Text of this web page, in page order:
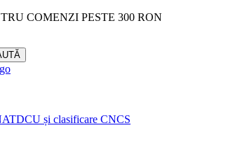
COMENZI PESTE 300 RON
și clasificare CNCS